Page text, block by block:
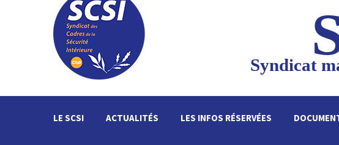
Syndicat
LE SCSI ACTUALITÉS LES INFOS RÉSERVÉES